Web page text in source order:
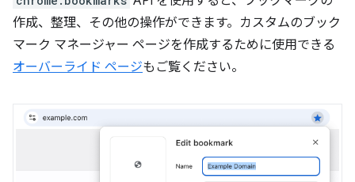
作成、整理、その他の操作ができます。カスタムのブック
マーク マネージャー ページを作成するために使用できる
オーバーライド ページもご覧ください。